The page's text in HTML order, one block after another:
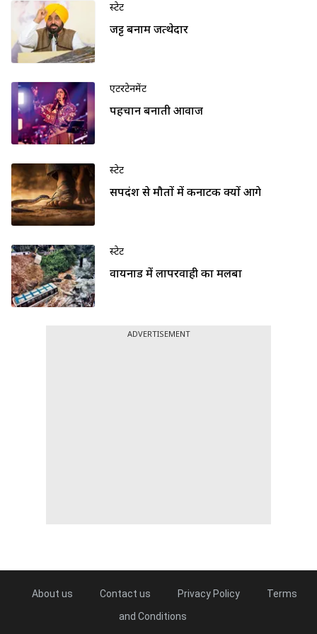
स्टेट
जट्ट बनाम जत्थेदार
एंटरटेनमेंट
पहचान बनाती आवाज
स्टेट
सर्पदंश से मौतों में कर्नाटक क्यों आगे
स्टेट
वायनाड में लापरवाही का मलबा
ADVERTISEMENT
About us Contact us Privacy Policy
Terms
and Conditions